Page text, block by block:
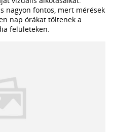
nagyon fontos, mert mérések
nap órákat töltenek a
felületeken.